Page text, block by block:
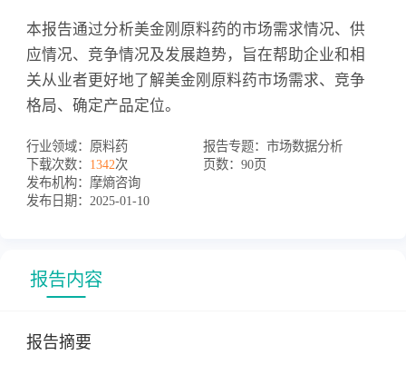
本报告通过分析美金刚原料药的市场需求情况、供
应情况、竞争情况及发展趋势，旨在帮助企业和相
关从业者更好地了解美金刚原料药市场需求、竞争
格局、确定产品定位。
行业领域： 原料药 报告专题： 市场数据分析
下载次数： 1342次 页数： 90页
发布机构： 摩熵咨询
发布日期： 2025-01-10
报告内容
报告摘要